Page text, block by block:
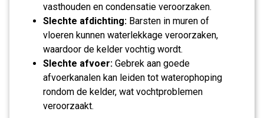
vasthouden en condensatie veroorzaken.
Slechte afdichting: Barsten in muren of
vloeren kunnen waterlekkage veroorzaken,
waardoor de kelder vochtig wordt.
Slechte afvoer: Gebrek aan goede
afvoerkanalen kan leiden tot waterophoping
rondom de kelder, wat vochtproblemen
veroorzaakt.